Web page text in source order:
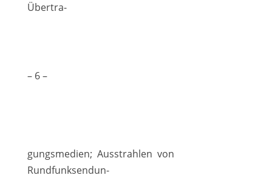
Übertra-
– 6 –
gungsmedien; Ausstrahlen von
Rundfunksendun-